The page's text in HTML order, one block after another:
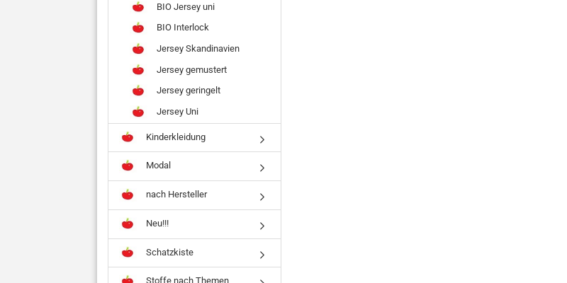
BIO Jersey uni
BIO Interlock
Jersey Skandinavien
Jersey gemustert
Jersey geringelt
Jersey Uni
Kinderkleidung
Modal
nach Hersteller
Neu!!!
Schatzkiste
Stoffe nach Themen